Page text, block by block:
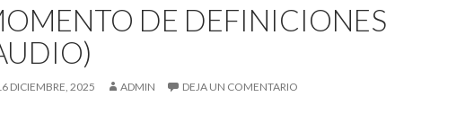
DE DEFINICIONES
DICIEMBRE, 2025 ADMIN DEJA UN COMENTARIO